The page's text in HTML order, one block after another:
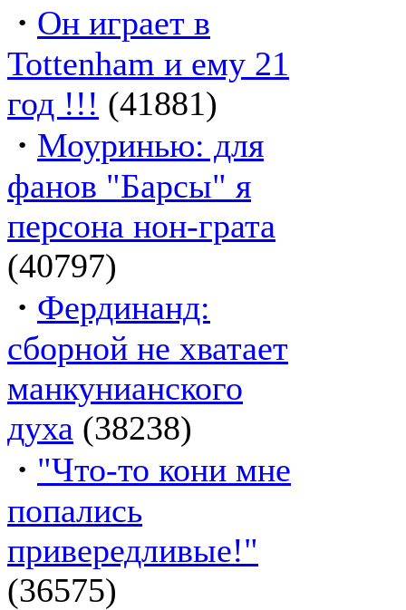
· Он играет в
Tottenham и ему 21
год !!! (41881)
· Моуринью: для
фанов "Барсы" я
персона нон-грата
(40797)
· Фердинанд:
сборной не хватает
манкунианского
духа (38238)
· "Что-то кони мне
попались
привередливые!"
(36575)